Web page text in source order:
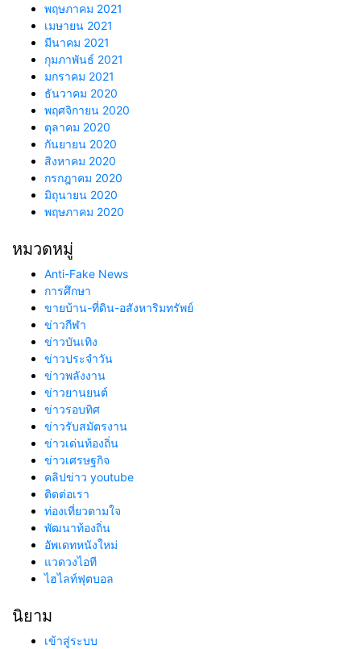
พฤษภาคม 2021
เมษายน 2021
มีนาคม 2021
กุมภาพันธ์ 2021
มกราคม 2021
ธันวาคม 2020
พฤศจิกายน 2020
ตุลาคม 2020
กันยายน 2020
สิงหาคม 2020
กรกฎาคม 2020
มิถุนายน 2020
พฤษภาคม 2020
หมวดหมู่
Anti-Fake News
การศึกษา
ขายบ้าน-ที่ดิน-อสังหาริมทรัพย์
ข่าวกีฬา
ข่าวบันเทิง
ข่าวประจำวัน
ข่าวพลังงาน
ข่าวยานยนต์
ข่าวรอบทิศ
ข่าวรับสมัตรงาน
ข่าวเด่นท้องถิ่น
ข่าวเศรษฐกิจ
คลิปข่าว youtube
ติดต่อเรา
ท่องเที่ยวตามใจ
พัฒนาท้องถิ่น
อัพเดทหนังใหม่
แวดวงไอที
ไฮไลท์ฟุตบอล
นิยาม
เข้าสู่ระบบ